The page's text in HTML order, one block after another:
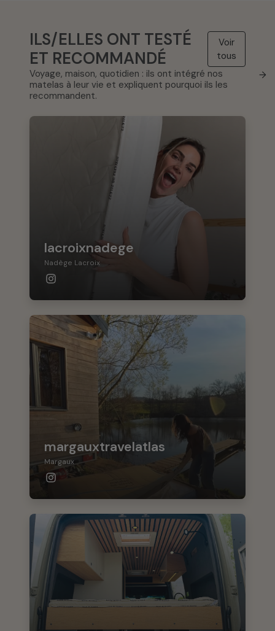
ILS/ELLES ONT TESTÉ
ET RECOMMANDÉ
Voir
tous
→
Voyage, maison, quotidien : ils ont intégré nos
matelas à leur vie et expliquent pourquoi ils les
recommandent.
lacroixnadege
Nadège Lacroix
margauxtravelatlas
Margaux